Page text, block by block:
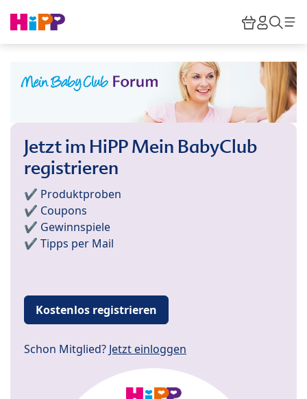
HiPP
Jetzt im HiPP Mein BabyClub
registrieren
✔️ Produktproben
✔️ Coupons
✔️ Gewinnspiele
✔️ Tipps per Mail
Kostenlos registrieren
Schon Mitglied? Jetzt einloggen